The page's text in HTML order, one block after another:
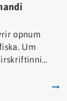
opnum
Um